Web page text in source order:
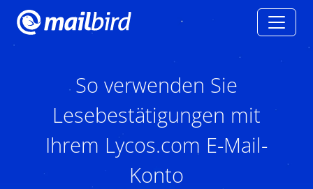
So verwenden Sie
Lesebestätigungen mit
Ihrem Lycos.com E-Mail-
Konto